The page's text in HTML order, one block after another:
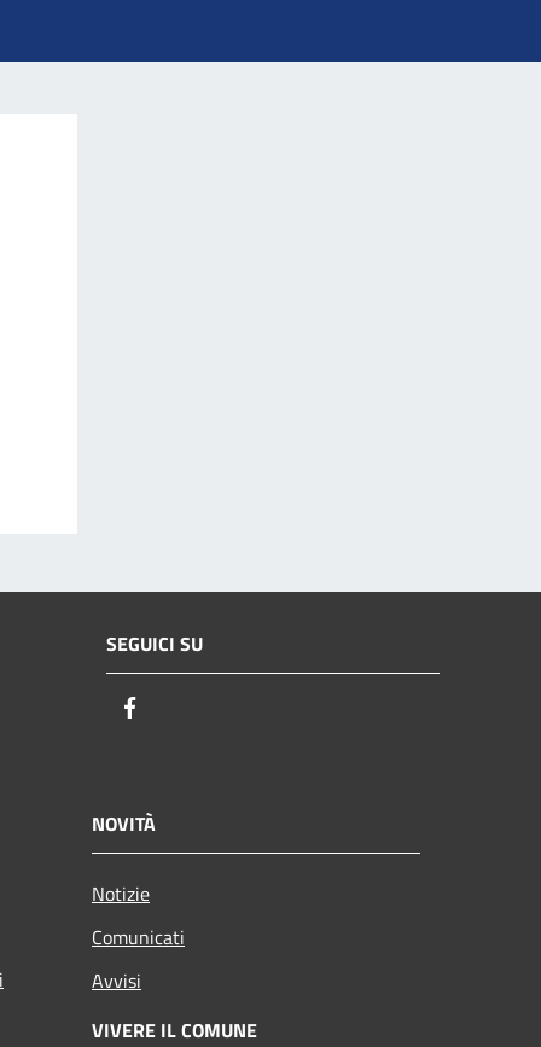
SEGUICI SU
NOVITÀ
Notizie
Comunicati
Avvisi
VIVERE IL COMUNE